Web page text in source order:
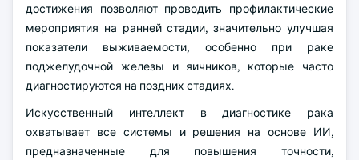
достижения позволяют проводить профилактические
мероприятия на ранней стадии, значительно улучшая
показатели выживаемости, особенно при раке
поджелудочной железы и яичников, которые часто
диагностируются на поздних стадиях.
Искусственный интеллект в диагностике рака
охватывает все системы и решения на основе ИИ,
предназначенные для повышения точности,